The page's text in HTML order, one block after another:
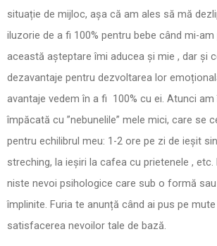
situație de mijloc, așa că am ales să mă
iluzorie de a fi 100% pentru bebe când mi-
această așteptare îmi aducea și mie , dar și
dezavantaje pentru dezvoltarea lor
avantaje vedem în a fi 100% cu ei. Atunci
împăcată cu ”nebunelile” mele mici, care se
pentru echilibrul meu: 1-2 ore pe zi de ieșit
streching, la ieșiri la cafea cu prietenele ,
niste nevoi psihologice care sub o formă
împlinite. Furia te anunță când ai pus pe
satisfacerea nevoilor tale de bază.